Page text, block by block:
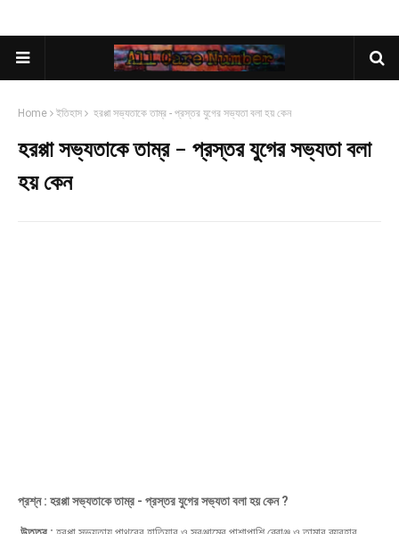
Home ইতিহাস হরপ্পা সভ্যতাকে তাম্র - প্রস্তর যুগের সভ্যতা বলা হয় কেন
হরপ্পা সভ্যতাকে তাম্র - প্রস্তর যুগের সভ্যতা বলা
হয় কেন
প্রশ্ন : হরপ্পা সভ্যতাকে তাম্র - প্রস্তর যুগের সভ্যতা বলা হয় কেন ?